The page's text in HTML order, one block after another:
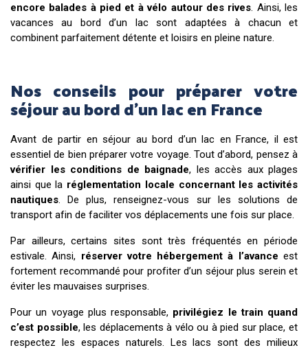
encore balades à pied et à vélo autour des rives. Ainsi, les
vacances au bord d’un lac sont adaptées à chacun et
combinent parfaitement détente et loisirs en pleine nature.
Nos conseils pour préparer votre
séjour au bord d’un lac en France
Avant de partir en séjour au bord d’un lac en France, il est
essentiel de bien préparer votre voyage. Tout d’abord, pensez à
vérifier les conditions de baignade, les accès aux plages
ainsi que la réglementation locale concernant les activités
nautiques. De plus, renseignez-vous sur les solutions de
transport afin de faciliter vos déplacements une fois sur place.
Par ailleurs, certains sites sont très fréquentés en période
estivale. Ainsi, réserver votre hébergement à l’avance est
fortement recommandé pour profiter d’un séjour plus serein et
éviter les mauvaises surprises.
Pour un voyage plus responsable, privilégiez le train quand
c’est possible, les déplacements à vélo ou à pied sur place, et
respectez les espaces naturels. Les lacs sont des milieux